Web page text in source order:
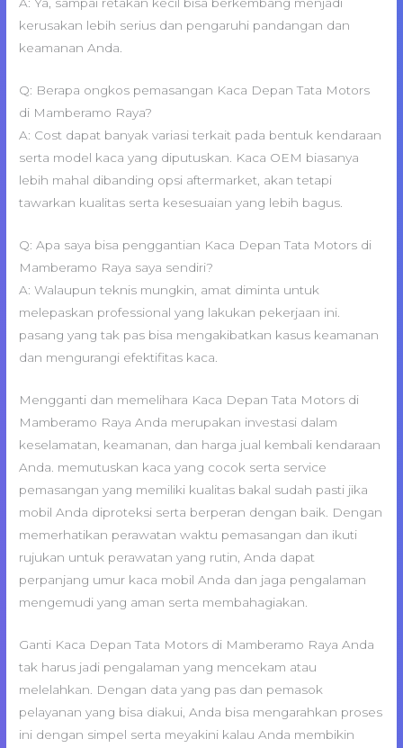
kerusakan lebih serius dan pengaruhi pandangan dan
keamanan Anda.
Q: Berapa ongkos pemasangan Kaca Depan Tata Motors
di Mamberamo Raya?
A: Cost dapat banyak variasi terkait pada bentuk kendaraan
serta model kaca yang diputuskan. Kaca OEM biasanya
lebih mahal dibanding opsi aftermarket, akan tetapi
tawarkan kualitas serta kesesuaian yang lebih bagus.
Q: Apa saya bisa penggantian Kaca Depan Tata Motors di
Mamberamo Raya saya sendiri?
A: Walaupun teknis mungkin, amat diminta untuk
melepaskan professional yang lakukan pekerjaan ini.
pasang yang tak pas bisa mengakibatkan kasus keamanan
dan mengurangi efektifitas kaca.
Mengganti dan memelihara Kaca Depan Tata Motors di
Mamberamo Raya Anda merupakan investasi dalam
keselamatan, keamanan, dan harga jual kembali kendaraan
Anda. memutuskan kaca yang cocok serta service
pemasangan yang memiliki kualitas bakal sudah pasti jika
mobil Anda diproteksi serta berperan dengan baik. Dengan
memerhatikan perawatan waktu pemasangan dan ikuti
rujukan untuk perawatan yang rutin, Anda dapat
perpanjang umur kaca mobil Anda dan jaga pengalaman
mengemudi yang aman serta membahagiakan.
Ganti Kaca Depan Tata Motors di Mamberamo Raya Anda
tak harus jadi pengalaman yang mencekam atau
melelahkan. Dengan data yang pas dan pemasok
pelayanan yang bisa diakui, Anda bisa mengarahkan proses
ini dengan simpel serta meyakini kalau Anda membikin